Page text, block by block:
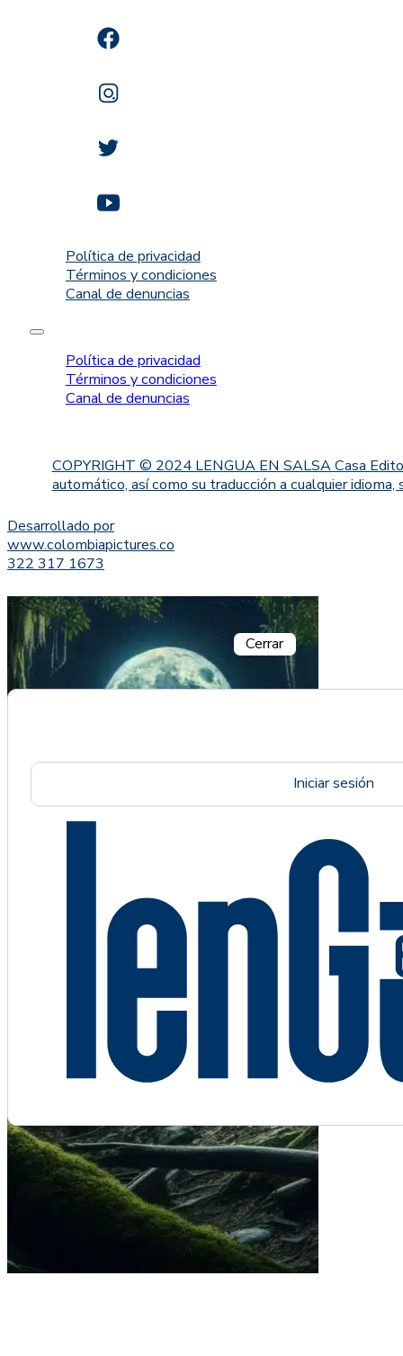
Política de privacidad
Términos y condiciones
Canal de denuncias
Política de privacidad
Términos y condiciones
Canal de denuncias
COPYRIGHT © 2024 LENGUA EN SALSA Casa
automático, así como su traducción a cualquier
Desarrollado por
www.colombiapictures.co
322 317 1673
Cerrar
Iniciar sesión